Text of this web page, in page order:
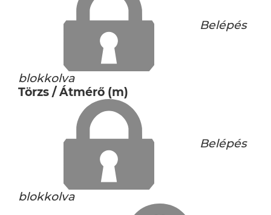
Belépés
blokkolva
Törzs / Átmérő (m)
Belépés
blokkolva